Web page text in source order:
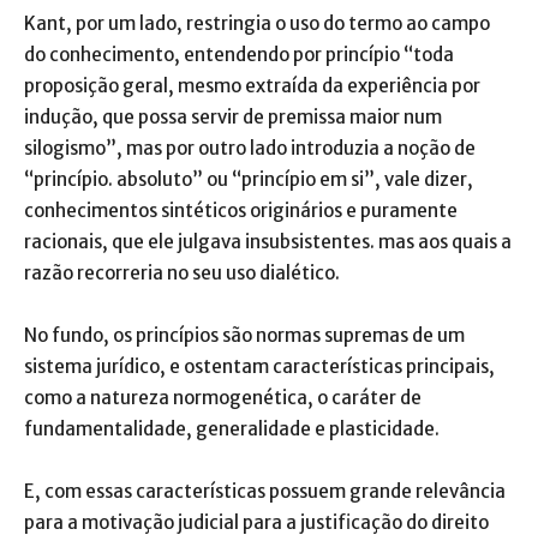
Kant, por um lado, restringia o uso do termo ao campo
do conhecimento, entendendo por princípio “toda
proposição geral, mesmo extraída da experiência por
indução, que possa servir de premissa maior num
silogismo”, mas por outro lado introduzia a noção de
“princípio. absoluto” ou “princípio em si”, vale dizer,
conhecimentos sintéticos originários e puramente
racionais, que ele julgava insubsistentes. mas aos quais a
razão recorreria no seu uso dialético.
No fundo, os princípios são normas supremas de um
sistema jurídico, e ostentam características principais,
como a natureza normogenética, o caráter de
fundamentalidade, generalidade e plasticidade.
E, com essas características possuem grande relevância
para a motivação judicial para a justificação do direito